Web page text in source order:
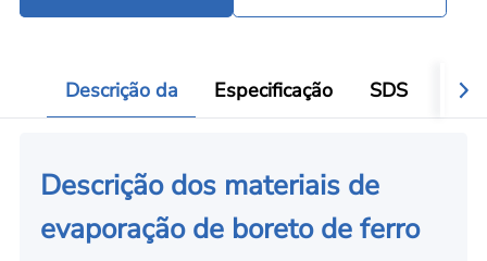
Descrição da Especificação SDS
Descrição dos materiais de
evaporação de boreto de ferro